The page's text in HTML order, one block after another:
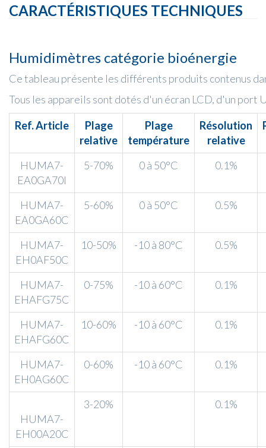
CARACTÉRISTIQUES TECHNIQUES
Humidimètres catégorie bioénergie
Ce tableau présente les différents produits contenus
Tous les appareils sont dotés d'un écran LCD, d'un
Ref. Article
Plage
relative
Plage
température
Résolution
relative
HUMA7-
EA0GA70I
5-70% 0 à 50°C 0.1%
HUMA7-
EA0GA60C
5-60% 0 à 50°C 0.5%
HUMA7-
EH0AF50C
10-50% -10 à 80°C 0.5%
HUMA7-
EHAFG75C
0-75% -10 à 60°C 0.1%
HUMA7-
EHAFG60C
10-60% -10 à 60°C 0.1%
HUMA7-
EH0AG60C
0-60% -10 à 60°C 0.1%
HUMA7-
EH00A20C
3-20% 0.1%